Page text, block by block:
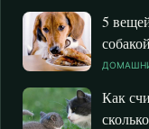
5
собакой
Как